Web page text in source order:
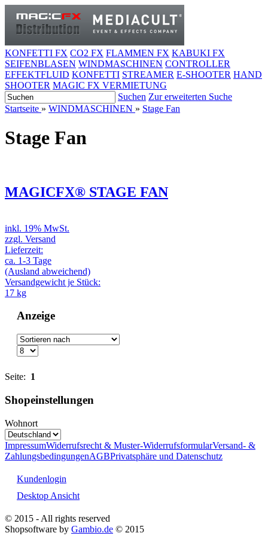
KONFETTI FX CO2 FX FLAMMEN FX KABUKI FX
SEIFENBLASEN WINDMASCHINEN CONTROLLER
EFFEKTFLUID KONFETTI STREAMER E-SHOOTER HAND
SHOOTER MAGIC FX VERMIETUNG
Suchen Zur erweiterten Suche
Startseite » WINDMASCHINEN » Stage Fan
Stage Fan
MAGICFX® STAGE FAN
inkl. 19% MwSt.
zzgl. Versand
Lieferzeit:
ca. 1-3 Tage
(Ausland abweichend)
Versandgewicht je Stück:
17 kg
Anzeige
Seite: 1
Shopeinstellungen
Wohnort
ImpressumWiderrufsrecht & Muster-WiderrufsformularVersand- &
ZahlungsbedingungenAGBPrivatsphäre und Datenschutz
Kundenlogin
Desktop Ansicht
© 2015 - All rights reserved
Shopsoftware by Gambio.de © 2015